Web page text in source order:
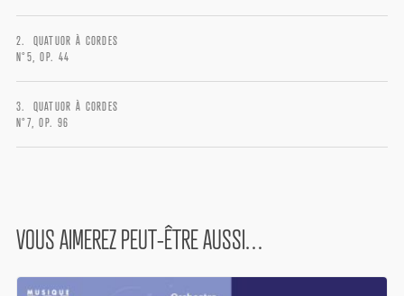
LOGIN
Password*
QUATUOR À CORDES
N°5, OP. 44
QUATUOR À CORDES
N°7, OP. 96
VOUS AIMEREZ PEUT-ÊTRE AUSSI…